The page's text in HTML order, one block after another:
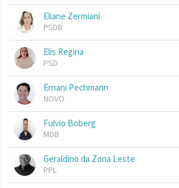
Eliane Zermiani
PSDB
Elis Regina
PSD
Ernani Pechmann
NOVO
Fulvio Boberg
MDB
Geraldino da Zona Leste
PPL